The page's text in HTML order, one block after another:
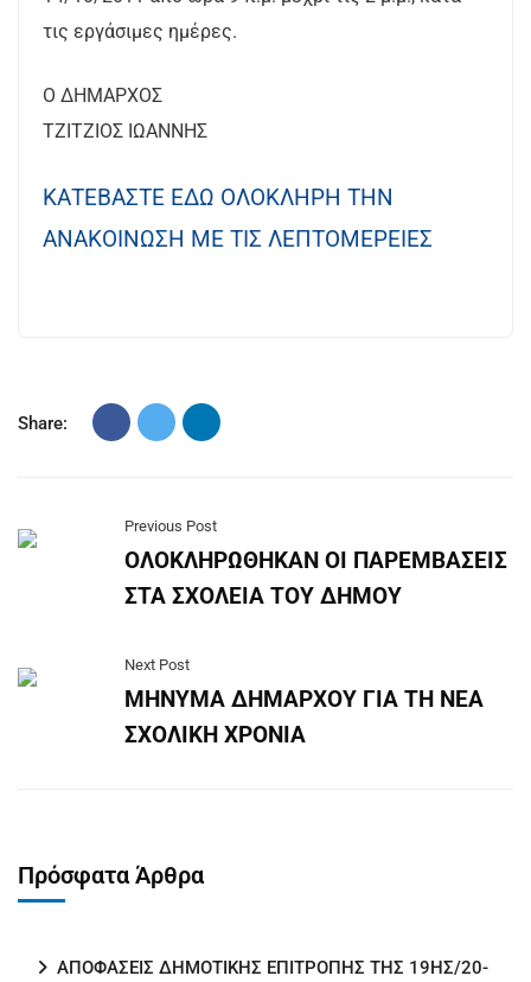
τις εργάσιμες ημέρες.
Ο ΔΗΜΑΡΧΟΣ
ΤΖΙΤΖΙΟΣ ΙΩΑΝΝΗΣ
ΚΑΤΕΒΑΣΤΕ ΕΔΩ ΟΛΟΚΛΗΡΗ ΤΗΝ
ΑΝΑΚΟΙΝΩΣΗ ΜΕ ΤΙΣ ΛΕΠΤΟΜΕΡΕΙΕΣ
Share:
Previous Post
ΟΛΟΚΛΗΡΩΘΗΚΑΝ ΟΙ ΠΑΡΕΜΒΑΣΕΙΣ
ΣΤΑ ΣΧΟΛΕΙΑ ΤΟΥ ΔΗΜΟΥ
Next Post
ΜΗΝΥΜΑ ΔΗΜΑΡΧΟΥ ΓΙΑ ΤΗ ΝΕΑ
ΣΧΟΛΙΚΗ ΧΡΟΝΙΑ
Πρόσφατα Άρθρα
ΑΠΟΦΑΣΕΙΣ ΔΗΜΟΤΙΚΗΣ ΕΠΙΤΡΟΠΗΣ ΤΗΣ 19ΗΣ/20-